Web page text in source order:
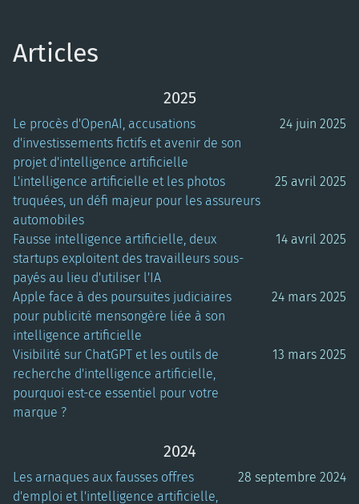
Articles
2025
Le procès d'OpenAI, accusations
d'investissements fictifs et avenir de son
projet d'intelligence artificielle
24 juin 2025
L'intelligence artificielle et les photos
truquées, un défi majeur pour les assureurs
automobiles
25 avril 2025
Fausse intelligence artificielle, deux
startups exploitent des travailleurs sous-
payés au lieu d'utiliser l'IA
14 avril 2025
Apple face à des poursuites judiciaires
pour publicité mensongère liée à son
intelligence artificielle
24 mars 2025
Visibilité sur ChatGPT et les outils de
recherche d'intelligence artificielle,
pourquoi est-ce essentiel pour votre
marque ?
13 mars 2025
2024
Les arnaques aux fausses offres
d'emploi et l'intelligence artificielle,
28 septembre 2024